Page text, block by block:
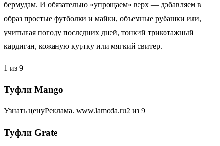
бермудам. И обязательно «упрощаем» верх — добавляем в
образ простые футболки и майки, объемные рубашки или,
учитывая погоду последних дней, тонкий трикотажный
кардиган, кожаную куртку или мягкий свитер.
1 из 9
Туфли Mango
Узнать ценуРеклама. www.lamoda.ru2 из 9
Туфли Grate